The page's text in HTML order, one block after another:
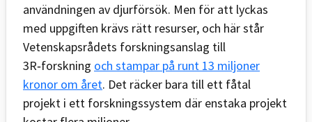
användningen av djurförsök. Men för att lyckas
med uppgiften krävs rätt resurser, och här står
Vetenskapsrådets forskningsanslag till
3R‑forskning och stampar på runt 13 miljoner
kronor om året. Det räcker bara till ett fåtal
projekt i ett forskningssystem där enstaka projekt